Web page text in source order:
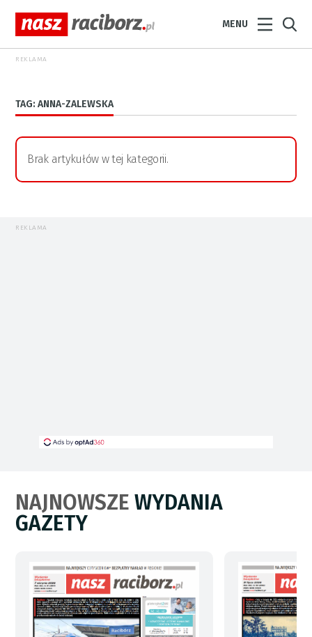
MENU
REKLAMA
TAG: ANNA-ZALEWSKA
Brak artykułów w tej kategorii.
REKLAMA
NAJNOWSZEWYDANIA
GAZETY